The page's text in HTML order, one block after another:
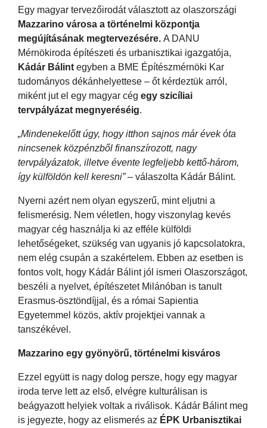
Egy magyar tervezőirodát választott az olaszországi
Mazzarino városa a történelmi központja
megújításának megtervezésére. A DANU
Mérnökiroda építészeti és urbanisztikai igazgatója,
Kádár Bálint egyben a BME Építészmérnöki Kar
tudományos dékánhelyettese – őt kérdeztük arról,
miként jut el egy magyar cég egy szicíliai
tervpályázat megnyeréséig.
„Mindenekelőtt úgy, hogy itthon sajnos már évek óta
nincsenek közpénzből finanszírozott, nagy
tervpályázatok, illetve évente legfeljebb kettő-három,
így külföldön kell keresni”– válaszolta Kádár Bálint.
Nyerni azért nem olyan egyszerű, mint eljutni a
felismerésig. Nem véletlen, hogy viszonylag kevés
magyar cég használja ki az efféle külföldi
lehetőségeket, szükség van ugyanis jó kapcsolatokra,
nem elég csupán a szakértelem. Ebben az esetben is
fontos volt, hogy Kádár Bálint jól ismeri Olaszországot,
beszéli a nyelvet, építészetet Milánóban is tanult
Erasmus-ösztöndíjjal, és a római Sapientia
Egyetemmel közös, aktív projektjei vannak a
tanszékével.
Mazzarino egy gyönyörű, történelmi kisváros
Ezzel együtt is nagy dolog persze, hogy egy magyar
iroda terve lett az első, elvégre kulturálisan is
beágyazott helyiek voltak a riválisok. Kádár Bálint meg
is jegyezte, hogy az elismerés az ÉPK Urbanisztikai